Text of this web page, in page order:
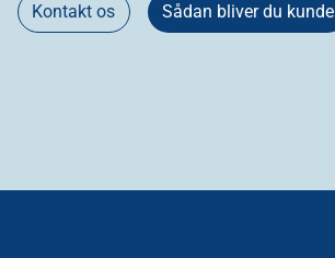
Kontakt os Sådan bliver du kunde